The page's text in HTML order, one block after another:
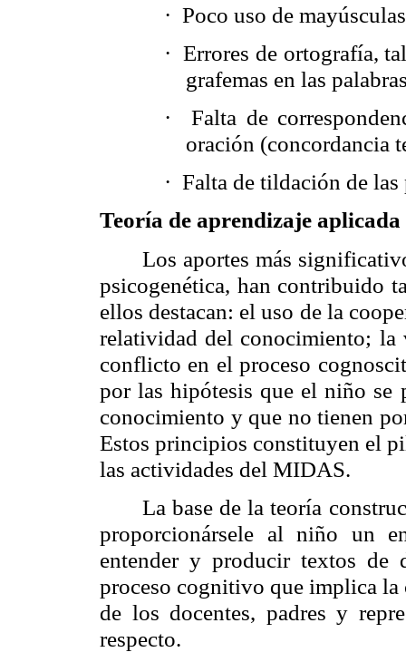
· Poco uso de
· Errores de ortografía,
grafemas en las
·
Falta de
oración (concordancia
· Falta de tildación de las
Teoría de aprendizaje
Los aportes más
psicogenética, han contribuido
ellos destacan: el uso de la
relatividad del conocimiento;
conflicto en el proceso
por las hipótesis que el niño se
conocimiento y que no tienen
Estos principios constituyen el
las actividades del MIDAS.
La base de la teoría
proporcionársele al niño un
entender y producir textos de
proceso cognitivo que implica
de los docentes, padres y
respecto.